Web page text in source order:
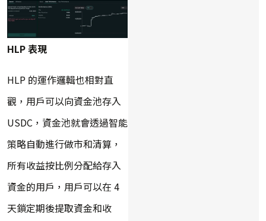
HLP 表現
HLP 的運作邏輯也相對直
觀，用戶可以向資金池存入
USDC，資金池就會透過智能
策略自動進行做市和清算，
所有收益按比例分配給存入
資金的用戶，用戶可以在 4
天鎖定期後提取資金和收